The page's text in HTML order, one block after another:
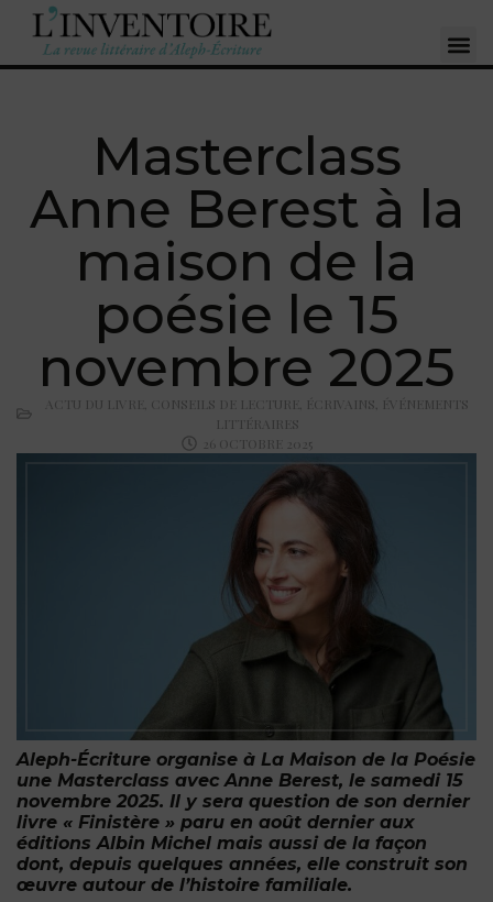
Masterclass
Anne Berest à la
maison de la
poésie le 15
novembre 2025
ACTU DU LIVRE CONSEILS DE LECTURE ÉCRIVAINS ÉVÉNEMENTS
LITTÉRAIRES
26 OCTOBRE 2025
Aleph-Écriture organise à La Maison de la Poésie
une Masterclass avec Anne Berest, le samedi 15
novembre 2025. Il y sera question de son dernier
livre « Finistère » paru en août dernier aux
éditions Albin Michel mais aussi de la façon
dont, depuis quelques années, elle construit son
œuvre autour de l’histoire familiale.